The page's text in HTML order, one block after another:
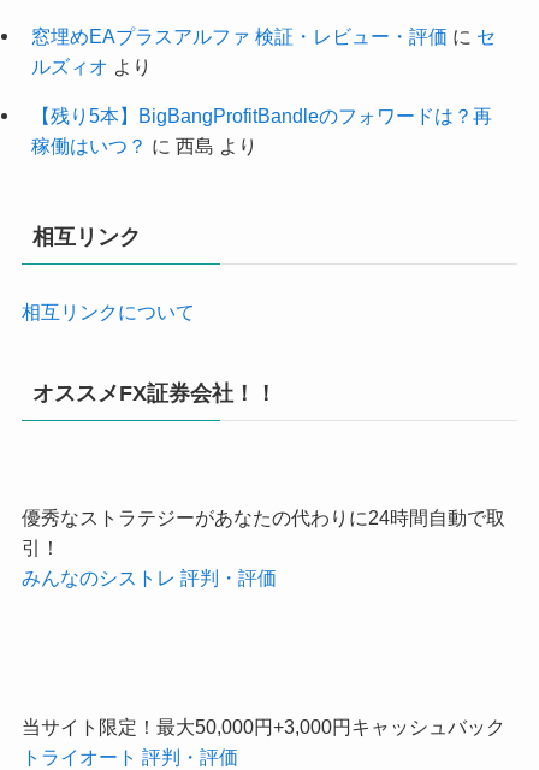
窓埋めEAプラスアルファ 検証・レビュー・評価 に セ
ルズィオ より
【残り5本】BigBangProfitBandleのフォワードは？再
稼働はいつ？ に 西島 より
相互リンク
相互リンクについて
オススメFX証券会社！！
優秀なストラテジーがあなたの代わりに24時間自動で取
引！
みんなのシストレ 評判・評価
当サイト限定！最大50,000円+3,000円キャッシュバック
トライオート 評判・評価